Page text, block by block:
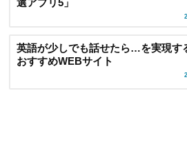
選アプリ5」
英語が少しでも話せたら…を実現す
おすすめWEBサイト